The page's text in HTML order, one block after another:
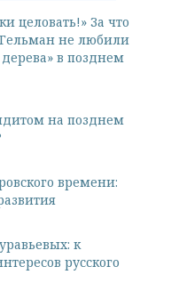
целовать!» За что
не любили
дерева» в позднем
на позднем
времени:
к
русского